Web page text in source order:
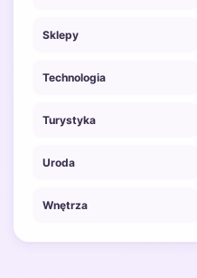
Sklepy
Technologia
Turystyka
Uroda
Wnętrza